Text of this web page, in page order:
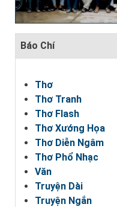
Báo Chí
Thơ
Thơ Tranh
Thơ Flash
Thơ Xướng Họa
Thơ Diễn Ngâm
Thơ Phổ Nhạc
Văn
Truyện Dài
Truyện Ngắn